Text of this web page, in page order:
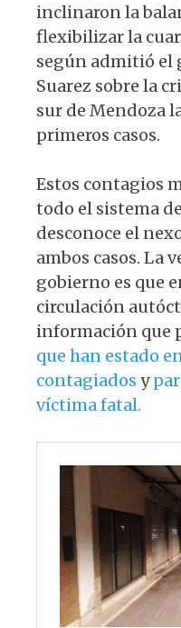
inclinaron la
flexibilizar la
según admitió el
Suarez sobre la
sur de Mendoza
primeros casos.
Estos contagios
todo el sistema
desconoce el
ambos casos. La
gobierno es que
circulación
información que
que han estado
contagiados y
víctima fatal.